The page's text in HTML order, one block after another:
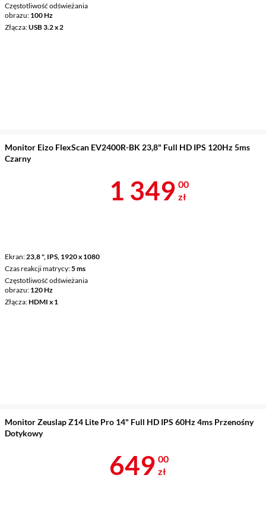
Częstotliwość odświeżania
obrazu 100 Hz
Złącza USB 3.2 x 2
Monitor Eizo FlexScan EV2400R-BK 23,8" Full HD IPS 120Hz 5ms
Czarny
Ekran 23,8 ", IPS, 1920 x 1080
Czas reakcji matrycy 5 ms
Częstotliwość odświeżania
obrazu 120 Hz
Złącza HDMI x 1
Cena 1 349 zł
1 349 00
zł
Monitor Zeuslap Z14 Lite Pro 14" Full HD IPS 60Hz 4ms Przenośny
Dotykowy
Cena 649 zł
649 00
zł